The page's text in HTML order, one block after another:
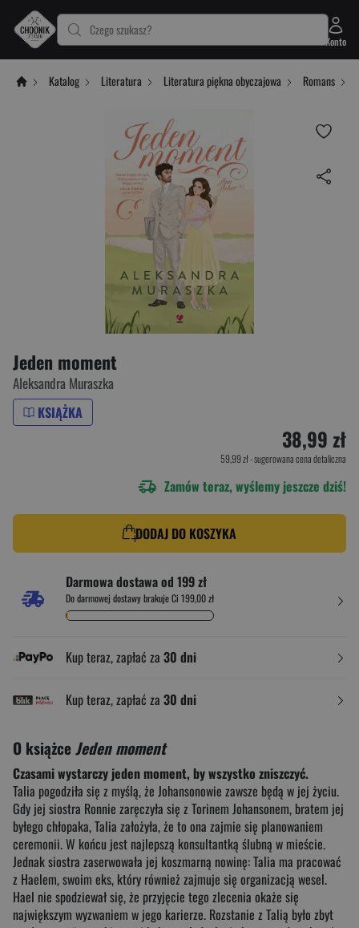
Czego szukasz?
Konto
Katalog Literatura Literatura piękna obyczajowa Romans
Jeden moment
Aleksandra Muraszka
KSIĄŻKA
38,99 zł
59,99 zł- sugerowana cena detaliczna
Zamów teraz, wyślemy jeszcze dziś!
DODAJ DO KOSZYKA
Darmowa dostawa od 199 zł
Do darmowej dostawy brakuje Ci 199,00 zł
Kup teraz, zapłać za 30 dni
Kup teraz, zapłać za 30 dni
O książceJeden moment
Czasami wystarczy jeden moment, by wszystko zniszczyć.
Talia pogodziła się z myślą, że Johansonowie zawsze będą w jej życiu.
Gdy jej siostra Ronnie zaręczyła się z Torinem Johansonem, bratem jej
byłego chłopaka, Talia założyła, że to ona zajmie się planowaniem
ceremonii. W końcu jest najlepszą konsultantką ślubną w mieście.
Jednak siostra zaserwowała jej koszmarną nowinę: Talia ma pracować
z Haelem, swoim eks, który również zajmuje się organizacją wesel.
Hael nie spodziewał się, że przyjęcie tego zlecenia okaże się
największym wyzwaniem w jego karierze. Rozstanie z Talią było zbyt